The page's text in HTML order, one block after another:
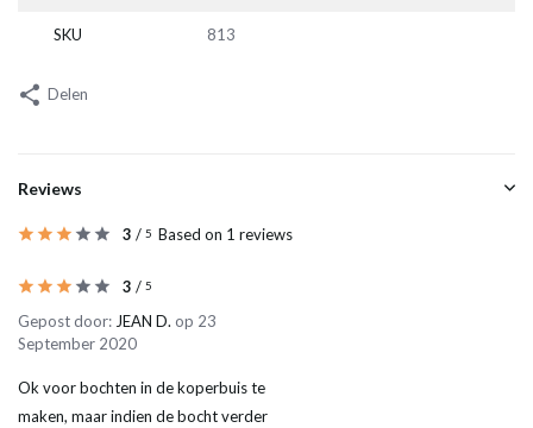
SKU 813
Delen
Reviews
3 / 5 Based on 1 reviews
3 / 5
Gepost door: JEAN D. op 23
September 2020
Ok voor bochten in de koperbuis te
maken, maar indien de bocht verder